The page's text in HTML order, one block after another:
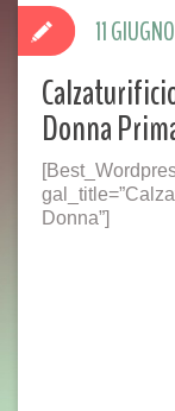
Donna
Donna”]
11